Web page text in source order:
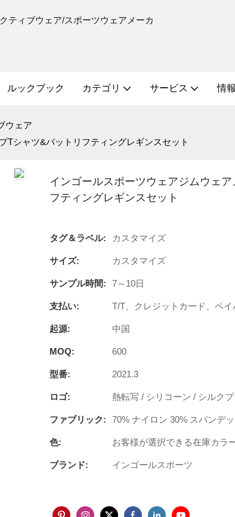
ティブウェア/スポーツウェアメーカ
ルックブック カテゴリ サービス 情
ウェア
Tシャツ&バットリフティングレギンスセット
インゴールスポーツウェアジムウェ
フティングレギンスセット
タグ＆ラベル: カスタマイズ
サイズ: カスタマイズ
サンプル時間: 7～10日
支払い: T/T、クレジットカード、ペイ
起源: 中国
MOQ: 600
型番: 2021.3
ロゴ: 熱転写 / シリコーン / シルク
ファブリック: 70% ナイロン 30% スパンデ
色: お客様が選択できる在庫カラ
ブランド: インゴールスポーツ